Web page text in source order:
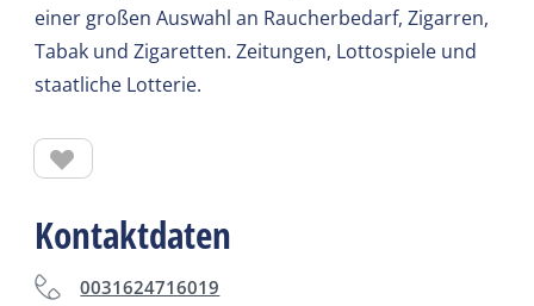
einer großen Auswahl an Raucherbedarf, Zigarren,
Tabak und Zigaretten. Zeitungen, Lottospiele und
staatliche Lotterie.
Kontaktdaten
0031624716019